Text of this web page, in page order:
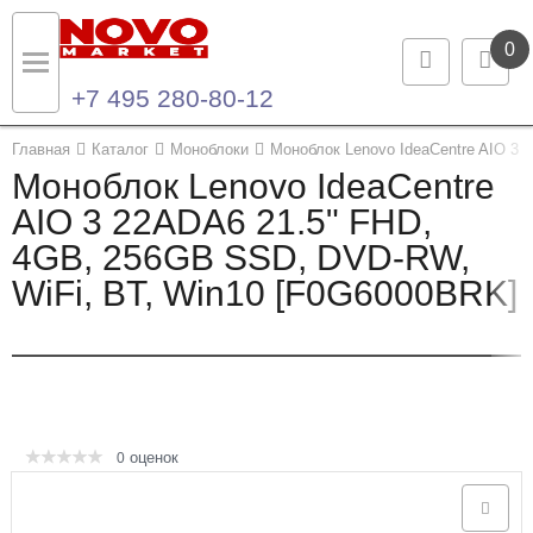
0
+7 495 280-80-12
Главная Каталог Моноблоки Моноблок Lenovo IdeaCentre AIO 3
Моноблок Lenovo IdeaCentre
AIO 3 22ADA6 21.5" FHD,
4GB, 256GB SSD, DVD-RW,
WiFi, BT, Win10 [F0G6000BRK]
0 оценок
Назад
Каталог продукции
Ноутбуки и ультрабуки
Компьютеры
Опции и комплектующие
Назад
Контакты
Контактная информация